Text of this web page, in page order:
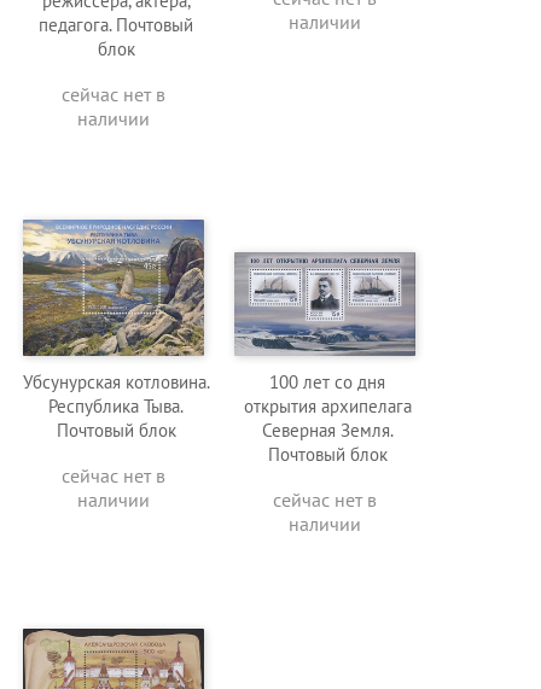
педагога. Почтовый
блок
сейчас нет в
наличии
наличии
Убсунурская котловина.
Республика Тыва.
Почтовый блок
сейчас нет в
наличии
100 лет со дня
открытия архипелага
Северная Земля.
Почтовый блок
сейчас нет в
наличии